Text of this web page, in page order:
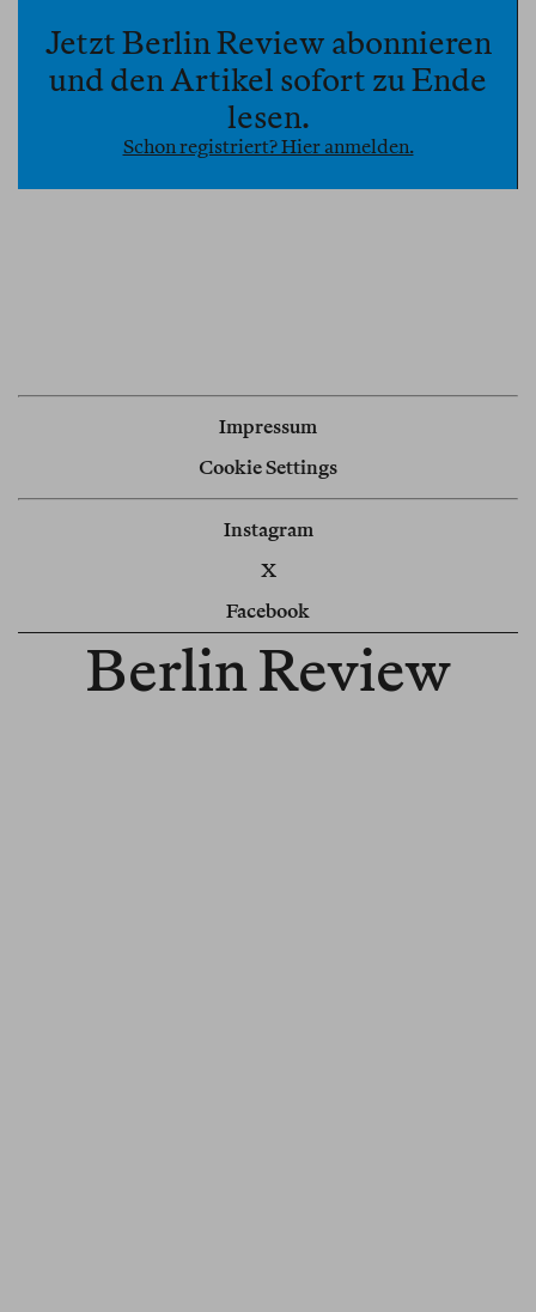
Foto: Yevgenia Belorusets
Jetzt Berlin Review abonnieren
und den Artikel sofort zu Ende
lesen.
Schon registriert? Hier anmelden.
Impressum
Cookie Settings
Instagram
X
Facebook
Berlin Review